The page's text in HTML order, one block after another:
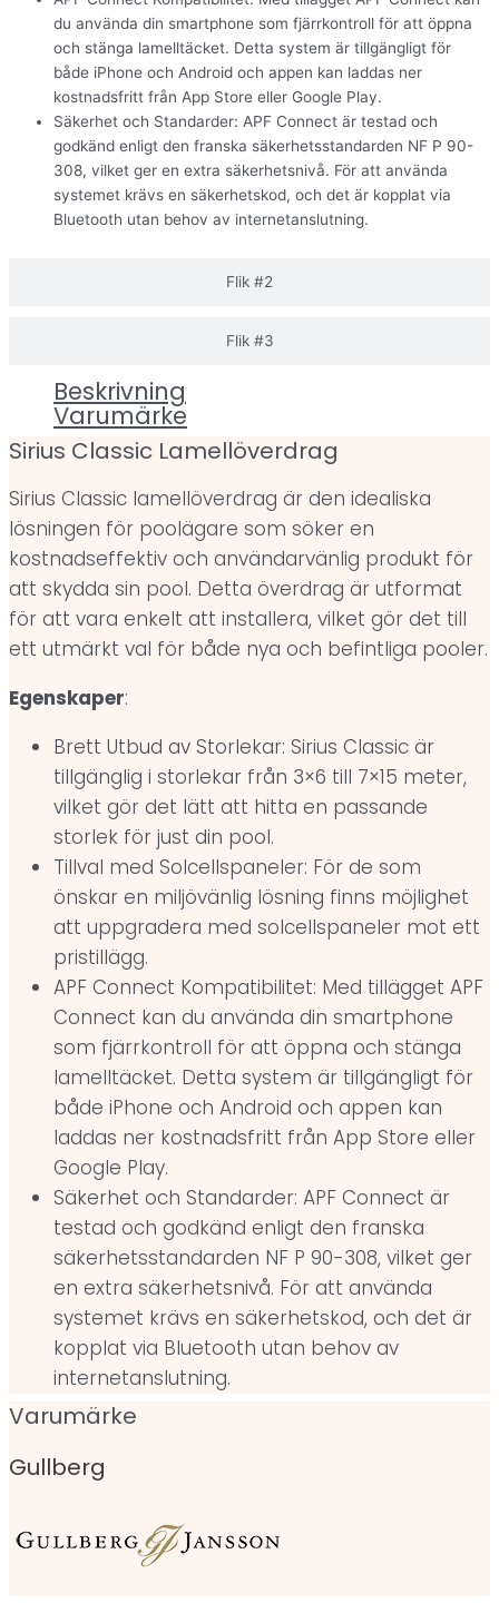
Flik #2
Flik #3
du använda din smartphone som fjärrkontroll för att öppna
och stänga lamelltäcket. Detta system är tillgängligt för
både iPhone och Android och appen kan laddas ner
kostnadsfritt från App Store eller Google Play.
Säkerhet och Standarder: APF Connect är testad och
godkänd enligt den franska säkerhetsstandarden NF P 90-
308, vilket ger en extra säkerhetsnivå. För att använda
systemet krävs en säkerhetskod, och det är kopplat via
Bluetooth utan behov av internetanslutning.
Beskrivning
Varumärke
Sirius Classic Lamellöverdrag
Sirius Classic lamellöverdrag är den idealiska
lösningen för poolägare som söker en
kostnadseffektiv och användarvänlig produkt för
att skydda sin pool. Detta överdrag är utformat
för att vara enkelt att installera, vilket gör det till
ett utmärkt val för både nya och befintliga pooler.
Egenskaper:
Brett Utbud av Storlekar: Sirius Classic är
tillgänglig i storlekar från 3×6 till 7×15 meter,
vilket gör det lätt att hitta en passande
storlek för just din pool.
Tillval med Solcellspaneler: För de som
önskar en miljövänlig lösning finns möjlighet
att uppgradera med solcellspaneler mot ett
pristillägg.
APF Connect Kompatibilitet: Med tillägget APF
Connect kan du använda din smartphone
som fjärrkontroll för att öppna och stänga
lamelltäcket. Detta system är tillgängligt för
både iPhone och Android och appen kan
laddas ner kostnadsfritt från App Store eller
Google Play.
Säkerhet och Standarder: APF Connect är
testad och godkänd enligt den franska
säkerhetsstandarden NF P 90-308, vilket ger
en extra säkerhetsnivå. För att använda
systemet krävs en säkerhetskod, och det är
kopplat via Bluetooth utan behov av
internetanslutning.
Varumärke
Gullberg